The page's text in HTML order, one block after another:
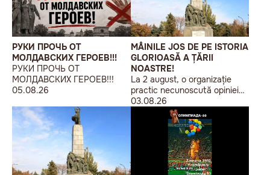
РУКИ ПРОЧЬ ОТ
МОЛДАВСКИХ ГЕРОЕВ!!!
РУКИ ПРОЧЬ ОТ
МОЛДАВСКИХ ГЕРОЕВ!!!
05.08.26
MÂINILE JOS DE PE ISTORIA
GLORIOASĂ A ȚĂRII
NOASTRE!
La 2 august, o organizație
practic necunoscută opiniei
publice, autointitulată „Liga
Studenților Basarabeni”, a
organizat la Chișinău o
acțiune de protest modestă,
sub sloganul „În Uniunea
Europeană fără monumente
sovietice”.
03.08.26